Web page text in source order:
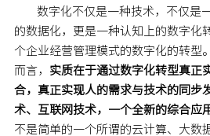
数字化不仅是一种技术，不仅是
的数据化，更是一种认知上的数字化
个企业经营管理模式的数字化的转型
而言， 实质在于通过数字化转型真正
合，真正实现人的需求与技术的同步
术、互联网技术，一个全新的综合应
不是简单的一个所谓的云计算、大数